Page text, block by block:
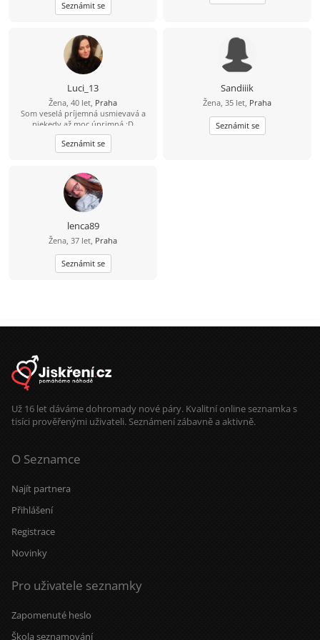
mám bezplatný profil, zanech mi
prosím svou е-mаilоvоu аdrеsu,
komunikaci tam. Mám bezplatný
profil a mohu poslat pouze jednu
zprávu denně jednomu uživateli.
Seznámit se
Luci_13
Žena, 40 let, Praha
Som veselá príjemná usmievavá a
niekedy až moc úprimná :D
Seznámit se
Sandiiik
Žena, 35 let, Praha
Seznámit se
lenca89
Žena, 37 let, Praha
Seznámit se
Už 16 let dáváme dohromady nové páry. Kvalitní online seznamka s
tisíci prověřenými uživateli. Seznámení zábavně a aktivně.
O Seznamce
Najít partnera
Přihlášení
Registrace
Novinky
Pro uživatele seznamky
Zapomenuté heslo
Škola seznamování